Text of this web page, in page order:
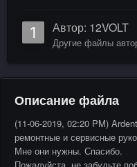
Автор: 12VOLT
Другие файлы
Описание файла
(11-06-2019, 02:20 PM)
ремонтные и сервисные
Мне они нужны. Спасибо.